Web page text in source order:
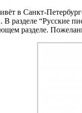
в Санкт-
. В разделе “Русские
разделе.